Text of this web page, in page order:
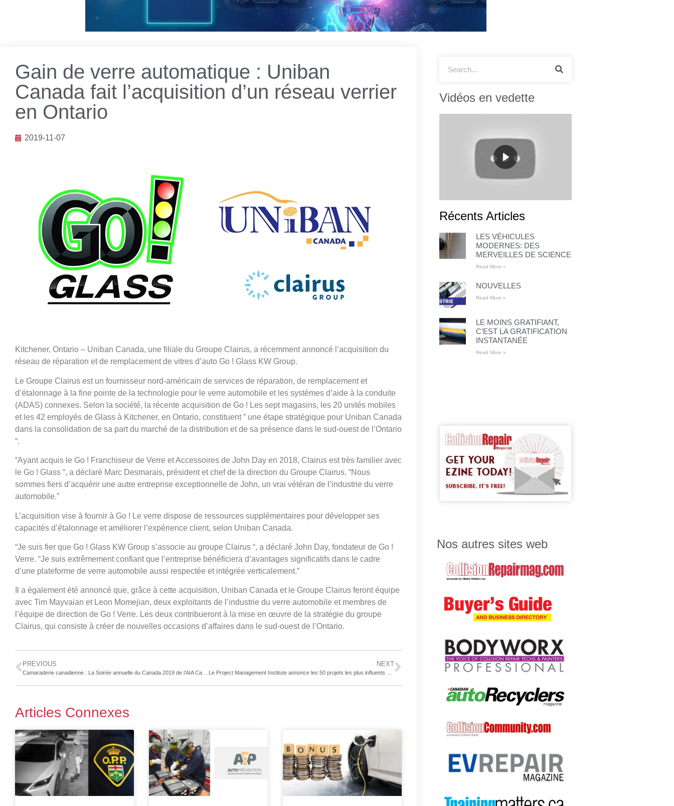
Gain de verre automatique : Uniban
Canada fait l’acquisition d’un réseau verrier
en Ontario
2019-11-07
Kitchener, Ontario – Uniban Canada, une filiale du Groupe Clairus, a récemment annoncé l’acquisition du
réseau de réparation et de remplacement de vitres d’auto Go ! Glass KW Group.
Le Groupe Clairus est un fournisseur nord-américain de services de réparation, de remplacement et
d’étalonnage à la fine pointe de la technologie pour le verre automobile et les systèmes d’aide à la conduite
(ADAS) connexes. Selon la société, la récente acquisition de Go ! Les sept magasins, les 20 unités mobiles
et les 42 employés de Glass à Kitchener, en Ontario, constituent ” une étape stratégique pour Uniban Canada
dans la consolidation de sa part du marché de la distribution et de sa présence dans le sud-ouest de l’Ontario
“.
“Ayant acquis le Go ! Franchiseur de Verre et Accessoires de John Day en 2018, Clairus est très familier avec
le Go ! Glass “, a déclaré Marc Desmarais, président et chef de la direction du Groupe Clairus. “Nous
sommes fiers d’acquérir une autre entreprise exceptionnelle de John, un vrai vétéran de l’industrie du verre
automobile.”
L’acquisition vise à fournir à Go ! Le verre dispose de ressources supplémentaires pour développer ses
capacités d’étalonnage et améliorer l’expérience client, selon Uniban Canada.
“Je suis fier que Go ! Glass KW Group s’associe au groupe Clairus “, a déclaré John Day, fondateur de Go !
Verre. “Je suis extrêmement confiant que l’entreprise bénéficiera d’avantages significatifs dans le cadre
d’une plateforme de verre automobile aussi respectée et intégrée verticalement.”
Il a également été annoncé que, grâce à cette acquisition, Uniban Canada et le Groupe Clairus feront équipe
avec Tim Mayvaian et Leon Momejian, deux exploitants de l’industrie du verre automobile et membres de
l’équipe de direction de Go ! Verre. Les deux contribueront à la mise en œuvre de la stratégie du groupe
Clairus, qui consiste à créer de nouvelles occasions d’affaires dans le sud-ouest de l’Ontario.
PREVIOUS NEXT
Articles Connexes
Vidéos en vedette
Récents Articles
LES VÉHICULES
MODERNES: DES
MERVEILLES DE SCIENCE
Read More »
NOUVELLES
Read More »
LE MOINS GRATIFIANT,
C’EST LA GRATIFICATION
INSTANTANÉE
Read More »
Nos autres sites web